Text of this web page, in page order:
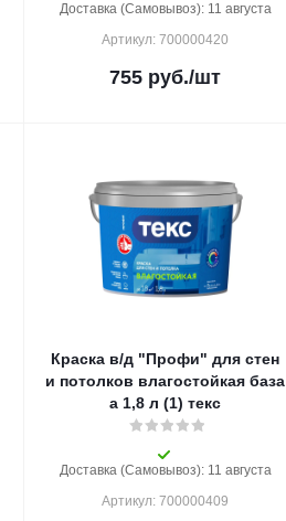
Доставка (Самовывоз): 11 августа
Артикул: 700000420
755 руб./шт
Краска в/д "Профи" для стен
и потолков влагостойкая база
а 1,8 л (1) текс
Доставка (Самовывоз): 11 августа
Артикул: 700000409